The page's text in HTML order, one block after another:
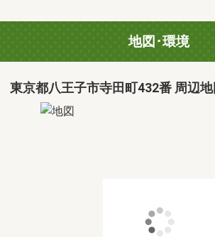
地図･環境
東京都八王子市寺田町432番 周辺